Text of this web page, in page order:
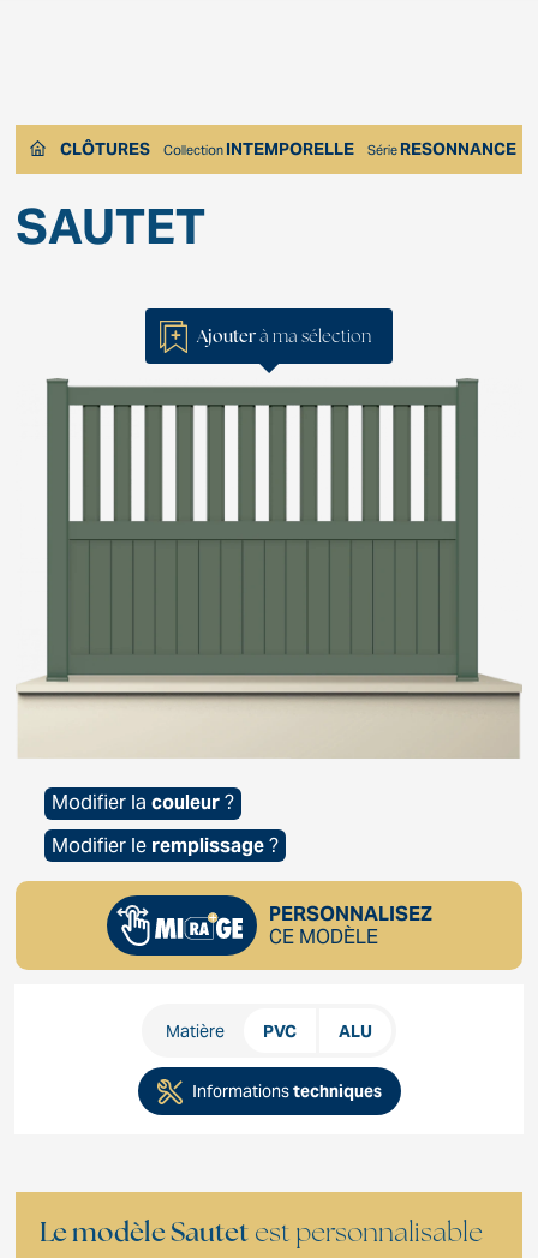
CLÔTURES Collection INTEMPORELLE Série RESONNANCE
SAUTET
Ajouterà ma sélection
Modifier lacouleur?
Modifier le remplissage?
PERSONNALISEZ
CE MODÈLE
Matière PVC ALU
Informationstechniques
Le modèle Sautet est personnalisable